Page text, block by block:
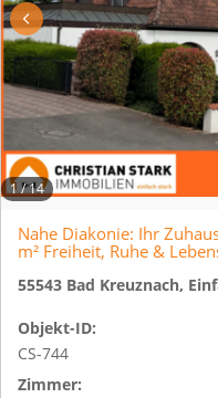
1 /14
Nahe Diakonie: Ihr
m² Freiheit, Ruhe &
55543 Bad Kreuznach,
Objekt-ID:
CS-744
Zimmer: